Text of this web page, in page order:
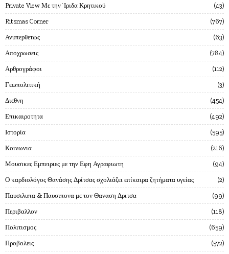
Private View Με την`Ιριδα Κρητικού 43
Ritsmas Corner 767
Ανυπερθετως 63
Αποχρωσεις 784
Αρθρογράφοι 112
Γεωπολιτική 3
Διεθνη 454
Επικαιροτητα 492
Ιστορία 595
Κοινωνια 216
Μουσικες Εμπειριες με την Εφη Αγραφιωτη 94
Ο καρδιολόγος Θανάσης Δρίτσας σχολιάζει επίκαιρα ζητήματα υγείας 2
Παυσιλυπα & Παυσιπονα με τον Θαναση Δριτσα 99
Περιβαλλον 118
Πολιτισμος 659
Προβολεις 572